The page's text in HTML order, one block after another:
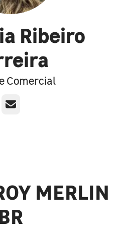
Ribeiro
Comercial
E-mail
MERLIN
BR